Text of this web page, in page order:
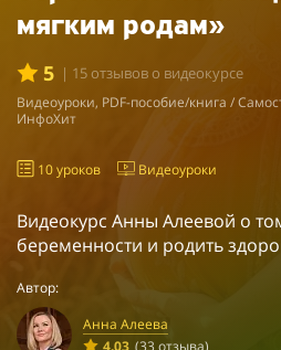
мягким родам»
5 | 15 отзывов о видеокурсе
Видеоуроки, PDF-пособие/книга /
ИнфоХит
10 уроков Видеоуроки
Видеокурс Анны Алеевой о
беременности и родить
Автор:
Анна Алеева
4.03 (33 отзыва)